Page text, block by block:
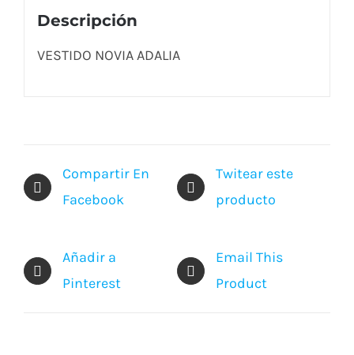
Descripción
VESTIDO NOVIA ADALIA
Compartir En
Facebook
Twitear este
producto
Añadir a
Pinterest
Email This
Product